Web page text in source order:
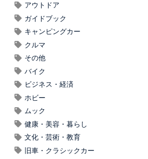
アウトドア
ガイドブック
キャンピングカー
クルマ
その他
バイク
ビジネス・経済
ホビー
ムック
健康・美容・暮らし
文化・芸術・教育
旧車・クラシックカー